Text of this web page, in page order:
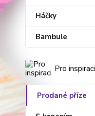
Háčky
Bambule
Pro inspiraci
Prodané příze